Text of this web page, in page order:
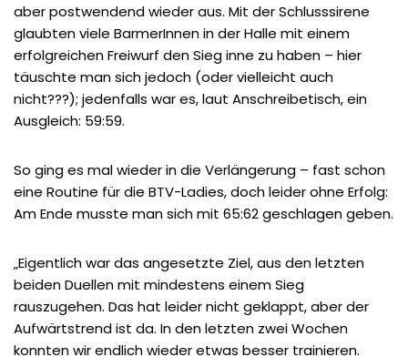
aber postwendend wieder aus. Mit der Schlusssirene
glaubten viele BarmerInnen in der Halle mit einem
erfolgreichen Freiwurf den Sieg inne zu haben – hier
täuschte man sich jedoch (oder vielleicht auch
nicht???); jedenfalls war es, laut Anschreibetisch, ein
Ausgleich: 59:59.
So ging es mal wieder in die Verlängerung – fast schon
eine Routine für die BTV-Ladies, doch leider ohne Erfolg:
Am Ende musste man sich mit 65:62 geschlagen geben.
„Eigentlich war das angesetzte Ziel, aus den letzten
beiden Duellen mit mindestens einem Sieg
rauszugehen. Das hat leider nicht geklappt, aber der
Aufwärtstrend ist da. In den letzten zwei Wochen
konnten wir endlich wieder etwas besser trainieren.